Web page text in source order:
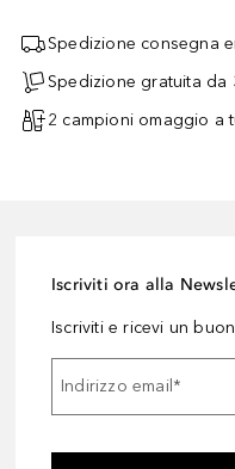
Spedizione consegna
Spedizione gratuita da
2 campioni omaggio a
Iscriviti ora alla
Iscriviti e ricevi un
Indirizzo email*